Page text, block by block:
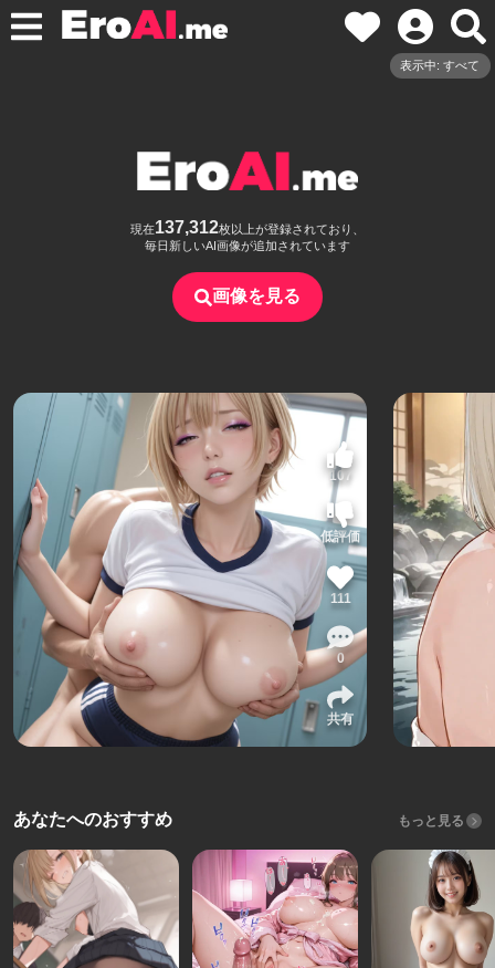
表示中: すべて
現在137,312枚以上が登録されており、
毎日新しいAI画像が追加されています
画像を見る
107
低評価
111
0
共有
あなたへのおすすめ もっと見る